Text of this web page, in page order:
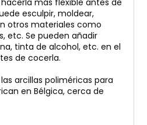
más flexible antes de
esculpir, moldear,
otros materiales como
etc. Se pueden añadir
tinta de alcohol, etc. en el
de cocerla.
arcillas poliméricas para
en Bélgica, cerca de